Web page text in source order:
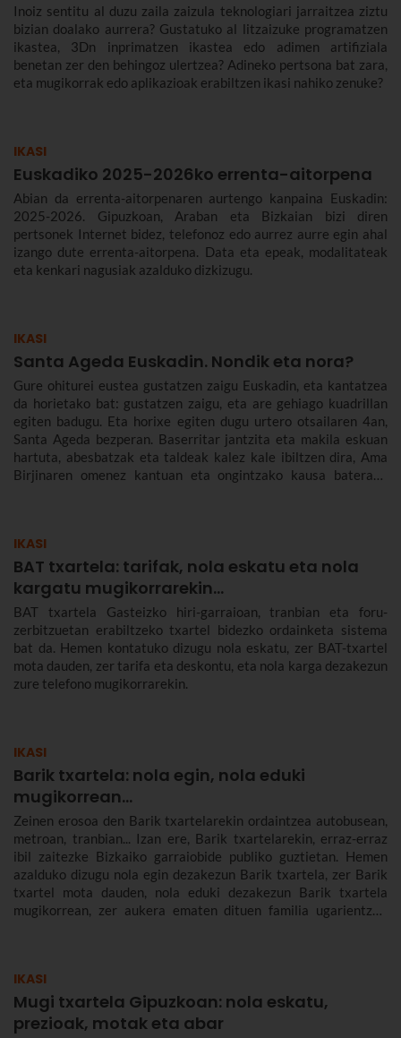
Inoiz sentitu al duzu zaila zaizula teknologiari jarraitzea ziztu
bizian doalako aurrera? Gustatuko al litzaizuke programatzen
ikastea, 3Dn inprimatzen ikastea edo adimen artifiziala
benetan zer den behingoz ulertzea? Adineko pertsona bat zara,
eta mugikorrak edo aplikazioak erabiltzen ikasi nahiko zenuke?
IKASI
Euskadiko 2025-2026ko errenta-aitorpena
Abian da errenta-aitorpenaren aurtengo kanpaina Euskadin:
2025-2026. Gipuzkoan, Araban eta Bizkaian bizi diren
pertsonek Internet bidez, telefonoz edo aurrez aurre egin ahal
izango dute errenta-aitorpena. Data eta epeak, modalitateak
eta kenkari nagusiak azalduko dizkizugu.
IKASI
Santa Ageda Euskadin. Nondik eta nora?
Gure ohiturei eustea gustatzen zaigu Euskadin, eta kantatzea
da horietako bat: gustatzen zaigu, eta are gehiago kuadrillan
egiten badugu. Eta horixe egiten dugu urtero otsailaren 4an,
Santa Ageda bezperan. Baserritar jantzita eta makila eskuan
hartuta, abesbatzak eta taldeak kalez kale ibiltzen dira, Ama
Birjinaren omenez kantuan eta ongintzako kausa baterako
IKASI
BAT txartela: tarifak, nola eskatu eta nola
kargatu mugikorrarekin...
BAT txartela Gasteizko hiri-garraioan, tranbian eta foru-
zerbitzuetan erabiltzeko txartel bidezko ordainketa sistema
bat da. Hemen kontatuko dizugu nola eskatu, zer BAT-txartel
mota dauden, zer tarifa eta deskontu, eta nola karga dezakezun
zure telefono mugikorrarekin.
IKASI
Barik txartela: nola egin, nola eduki
mugikorrean...
Zeinen erosoa den Barik txartelarekin ordaintzea autobusean,
metroan, tranbian... Izan ere, Barik txartelarekin, erraz-erraz
ibil zaitezke Bizkaiko garraiobide publiko guztietan. Hemen
azalduko dizugu nola egin dezakezun Barik txartela, zer Barik
txartel mota dauden, nola eduki dezakezun Barik txartela
mugikorrean, zer aukera ematen dituen familia ugarientzat,
IKASI
Mugi txartela Gipuzkoan: nola eskatu,
prezioak, motak eta abar